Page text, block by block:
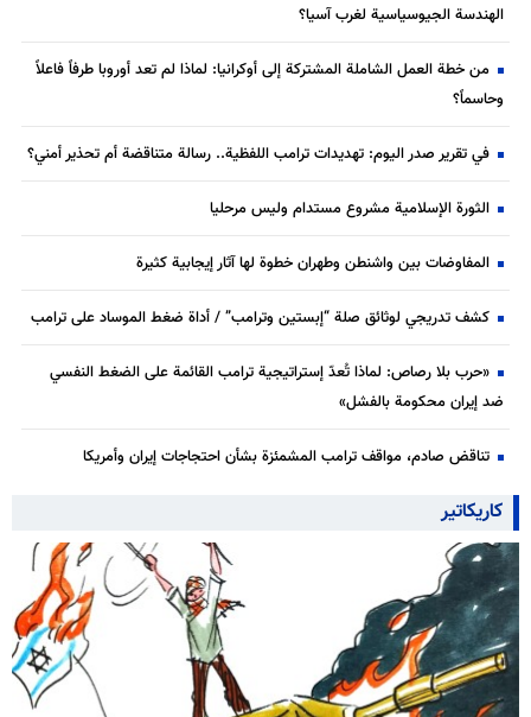
الهندسة الجيوسياسية لغرب آسيا؟
من خطة العمل الشاملة المشتركة إلى أوكرانيا: لماذا لم تعد أوروبا طرفاً فاعلاً
وحاسماً؟
في تقرير صدر اليوم: تهديدات ترامب اللفظية.. رسالة متناقضة أم تحذير أمني؟
الثورة الإسلامية مشروع مستدام وليس مرحليا
المفاوضات بين واشنطن وطهران خطوة لها آثار إيجابية كثيرة
كشف تدريجي لوثائق صلة “إبستين وترامب” / أداة ضغط الموساد على ترامب
«حرب بلا رصاص: لماذا تُعدّ إستراتيجية ترامب القائمة على الضغط النفسي
ضد إيران محكومة بالفشل»
تناقض صادم، مواقف ترامب المشمئزة بشأن احتجاجات إيران وأمريكا
كاريكاتير